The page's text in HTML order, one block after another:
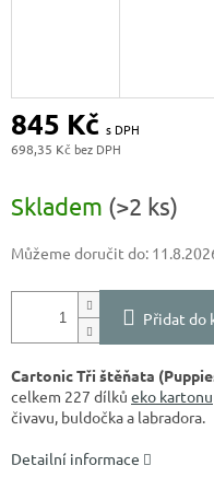
845 Kč
698,35 Kč
cena:
Skladem (>2 ks)
Můžeme doručit do:
Přidat do
Cartonic Tři štěňata
celkem 227 dílků eko kartonu
čivavu, buldočka a labradora.
Detailní informace